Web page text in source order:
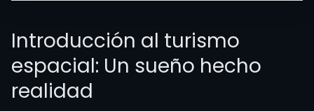
Introducción al turismo
espacial: Un sueño hecho
realidad